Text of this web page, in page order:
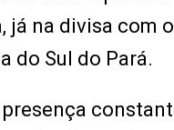
já na divisa com
do Sul do Pará.